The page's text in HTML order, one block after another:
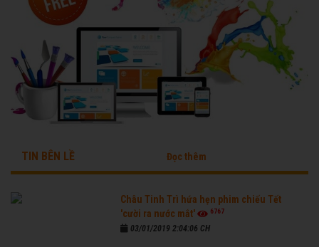
TIN BÊN LỀ Đọc thêm
Châu Tinh Trì hứa hẹn phim chiếu Tết
'cười ra nước mắt'
6767
03/01/2019 2:04:06 CH